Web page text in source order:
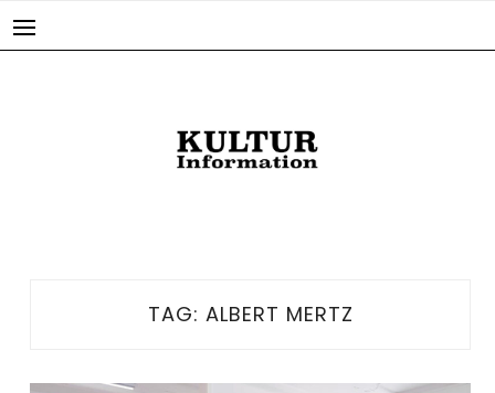
TAG: ALBERT MERTZ